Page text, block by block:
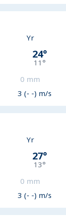
Yr
24°
11°
0 mm
3 (- -) m/s
Yr
27°
13°
0 mm
3 (- -) m/s